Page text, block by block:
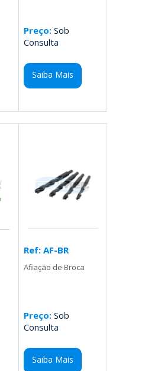
Preço:Sob
Consulta
Saiba Mais
Ref: AF-BR
Afiação de Broca
Preço:Sob
Consulta
Saiba Mais